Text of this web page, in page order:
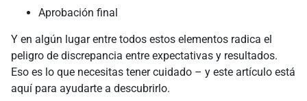
Aprobación final
Y en algún lugar entre todos estos elementos radica el
peligro de discrepancia entre expectativas y resultados.
Eso es lo que necesitas tener cuidado – y este artículo está
aquí para ayudarte a descubrirlo.